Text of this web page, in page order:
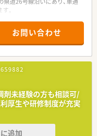
。
しています。
務員2名体制と手厚い人員配
ホールディングスのグルー
展開しています。
ICTを導入した薬歴管理や作
ます。
の店舗にて取り組み、地域医
。
お問い合わせ
659882
剤未経験の方も相談可/
厚生や研修制度が充実
追加